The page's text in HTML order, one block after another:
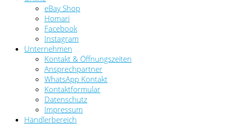
eBay Shop
Homari
Facebook
Instagram
Unternehmen
Kontakt & Öffnungszeiten
Ansprechpartner
WhatsApp Kontakt
Kontaktformular
Datenschutz
Impressum
Händlerbereich